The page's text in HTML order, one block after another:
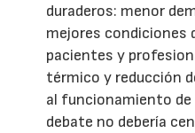
duraderos: menor
mejores condiciones
pacientes y
térmico y reducción
al funcionamiento de
debate no debería